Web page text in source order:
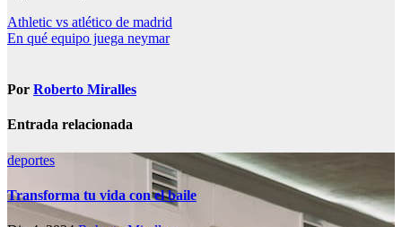
Navegación
de
Athletic vs atlético de madrid
En qué equipo juega neymar
Por Roberto Miralles
Entrada relacionada
deportes
Transforma tu vida con el baile